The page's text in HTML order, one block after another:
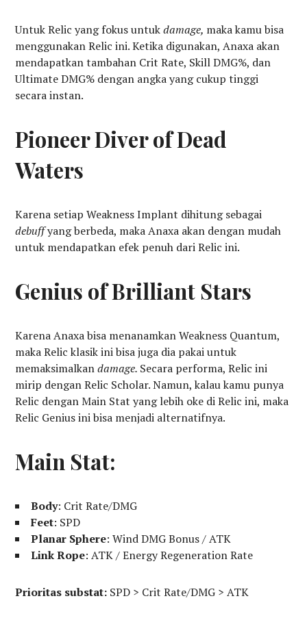
Untuk Relic yang fokus untukdamage, maka kamu bisa
menggunakan Relic ini. Ketika digunakan, Anaxa akan
mendapatkan tambahan Crit Rate, Skill DMG%, dan
Ultimate DMG% dengan angka yang cukup tinggi
secara instan.
Pioneer Diver of Dead
Waters
Karena setiap Weakness Implant dihitung sebagai
debuffyang berbeda, maka Anaxa akan dengan mudah
untuk mendapatkan efek penuh dari Relic ini.
Genius of Brilliant Stars
Karena Anaxa bisa menanamkan Weakness Quantum,
maka Relic klasik ini bisa juga dia pakai untuk
memaksimalkandamage. Secara performa, Relic ini
mirip dengan Relic Scholar. Namun, kalau kamu punya
Relic dengan Main Stat yang lebih oke di Relic ini, maka
Relic Genius ini bisa menjadi alternatifnya.
Main Stat:
Body: Crit Rate/DMG
Feet: SPD
Planar Sphere: Wind DMG Bonus / ATK
Link Rope: ATK / Energy Regeneration Rate
Prioritas substat: SPD > Crit Rate/DMG > ATK